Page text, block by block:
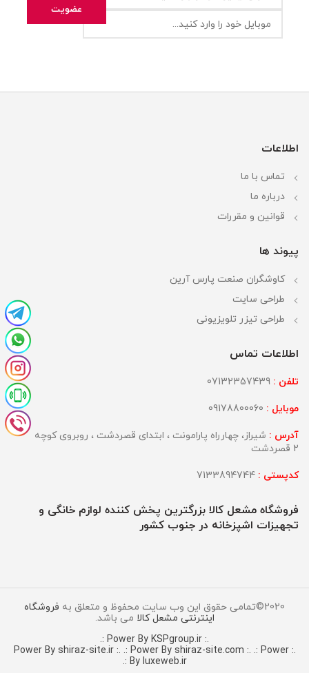
اطلاعات
تماس با ما
درباره ما
قوانین و مقررات
پیوند ها
کاوشگران صنعت پارس آرین
طراحی سایت
طراحی تیزر تلویزیونی
اطلاعات تماس
تلفن :
موبایل :
آدرس : شیراز، چهارراه پارامونت ، ابتدای قصردشت ، روبروی کوچه
2 قصردشت
کدپستی :
فروشگاه مشعل کالا بزرگترین پخش کننده لوازم خانگی و
تجهیزات اشپزخانه در جنوب کشور
2020©تمامی حقوق این وب سایت محفوظ و متعلق به
فروشگاه
اینترنتی مشعل کالا می باشد.
.: Power By KSPgroup.ir :.
.: Power By shiraz-site.ir :.
.: Power By shiraz-site.com :. .: Power
By luxeweb.ir :.